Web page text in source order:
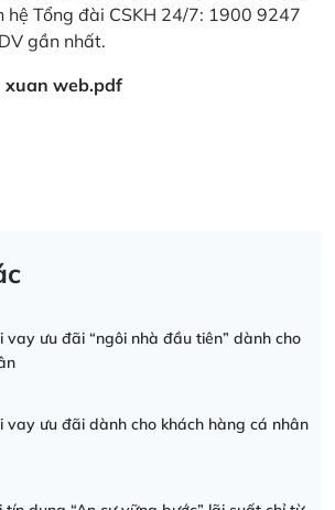
hệ Tổng đài CSKH 24/7: 1900 9247
gần nhất.
xuan web.pdf
vay ưu đãi “ngôi nhà đầu tiên” dành cho
vay ưu đãi dành cho khách hàng cá nhân